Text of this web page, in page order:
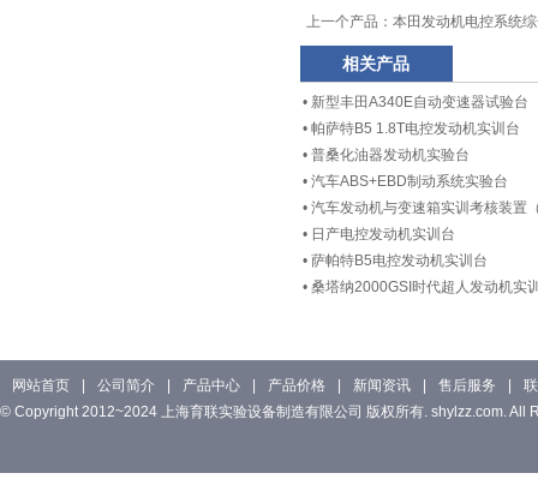
上一个产品： 本田发动机电控系统
相关产品
• 新型丰田A340E自动变速器试验台
• 帕萨特B5 1.8T电控发动机实训台
• 普桑化油器发动机实验台
• 汽车ABS+EBD制动系统实验台
• 汽车发动机与变速箱实训考核装置
• 日产电控发动机实训台
• 萨帕特B5电控发动机实训台
• 桑塔纳2000GSI时代超人发动机实
网站首页 公司简介 产品中心 产品价格 新闻资讯 售后服务
© Copyright 2012~2024 上海育联实验设备制造有限公司 版权所有. shylzz.com. All